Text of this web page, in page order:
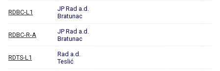
RDBC-L1
JP Rad a.d.
Bratunac
RDBC-R-A
JP Rad a.d.
Bratunac
RDTS-L1
Rad a.d.
Teslić